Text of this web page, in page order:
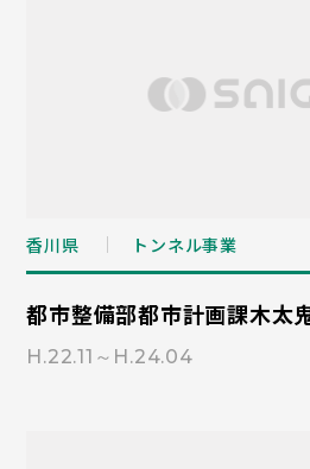
香川県 トンネル事業
都市整備部都市計画課木太
H.22.11～H.24.04